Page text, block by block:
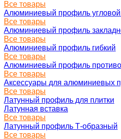
Все товары
Алюминиевый профиль угловой
Все товары
Алюминиевый профиль
Все товары
Алюминиевый профиль гибкий
Все товары
Алюминиевый профиль
Все товары
Аксессуары для алюминиевых
Все товары
Латунный профиль для плитки
Латунная вставка
Все товары
Латунный профиль Т-образный
Все товары